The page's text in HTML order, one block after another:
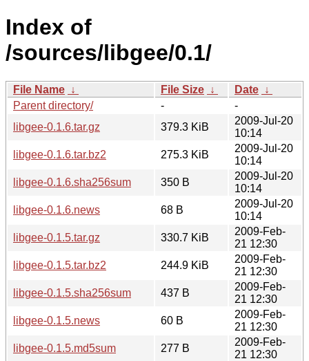
Index of
/sources/libgee/0.1/
File Name ↓ File Size ↓ Date ↓
Parent directory/
-
-
libgee-0.1.6.tar.gz
379.3 KiB
2009-Jul-20
10:14
libgee-0.1.6.tar.bz2
275.3 KiB
2009-Jul-20
10:14
libgee-0.1.6.sha256sum
350 B
2009-Jul-20
10:14
libgee-0.1.6.news
68 B
2009-Jul-20
10:14
libgee-0.1.5.tar.gz
330.7 KiB
2009-Feb-
21 12:30
libgee-0.1.5.tar.bz2
244.9 KiB
2009-Feb-
21 12:30
libgee-0.1.5.sha256sum
437 B
2009-Feb-
21 12:30
libgee-0.1.5.news
60 B
2009-Feb-
21 12:30
libgee-0.1.5.md5sum
277 B
2009-Feb-
21 12:30